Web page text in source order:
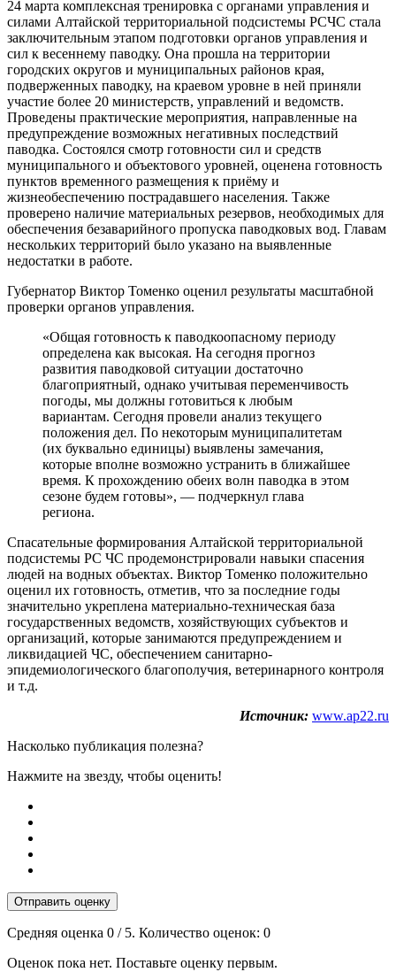
24 марта комплексная тренировка с органами управления и
силами Алтайской территориальной подсистемы РСЧС стала
заключительным этапом подготовки органов управления и
сил к весеннему паводку. Она прошла на территории
городских округов и муниципальных районов края,
подверженных паводку, на краевом уровне в ней приняли
участие более 20 министерств, управлений и ведомств.
Проведены практические мероприятия, направленные на
предупреждение возможных негативных последствий
паводка. Состоялся смотр готовности сил и средств
муниципального и объектового уровней, оценена готовность
пунктов временного размещения к приёму и
жизнеобеспечению пострадавшего населения. Также
проверено наличие материальных резервов, необходимых для
обеспечения безаварийного пропуска паводковых вод. Главам
нескольких территорий было указано на выявленные
недостатки в работе.
Губернатор Виктор Томенко оценил результаты масштабной
проверки органов управления.
«Общая готовность к паводкоопасному периоду
определена как высокая. На сегодня прогноз
развития паводковой ситуации достаточно
благоприятный, однако учитывая переменчивость
погоды, мы должны готовиться к любым
вариантам. Сегодня провели анализ текущего
положения дел. По некоторым муниципалитетам
(их буквально единицы) выявлены замечания,
которые вполне возможно устранить в ближайшее
время. К прохождению обеих волн паводка в этом
сезоне будем готовы», — подчеркнул глава
региона.
Спасательные формирования Алтайской территориальной
подсистемы РС ЧС продемонстрировали навыки спасения
людей на водных объектах. Виктор Томенко положительно
оценил их готовность, отметив, что за последние годы
значительно укреплена материально-техническая база
государственных ведомств, хозяйствующих субъектов и
организаций, которые занимаются предупреждением и
ликвидацией ЧС, обеспечением санитарно-
эпидемиологического благополучия, ветеринарного контроля
и т.д.
Источник: www.ap22.ru
Насколько публикация полезна?
Нажмите на звезду, чтобы оценить!
Отправить оценку
Средняя оценка 0 / 5. Количество оценок: 0
Оценок пока нет. Поставьте оценку первым.